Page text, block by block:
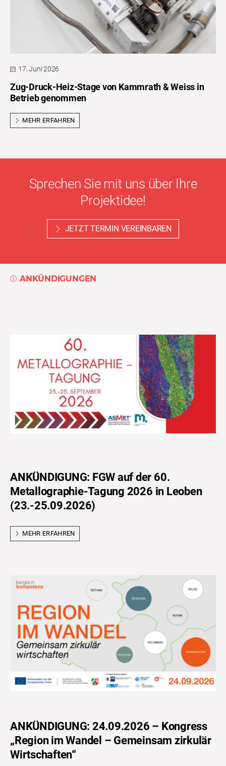
17. Juni 2026
Zug-Druck-Heiz-Stage von Kammrath & Weiss in
Betrieb genommen
MEHR ERFAHREN
Sprechen Sie mit uns über Ihre
Projektidee!
JETZT TERMIN VEREINBAREN
ANKÜNDIGUNGEN
ANKÜNDIGUNG: FGW auf der 60.
Metallographie-Tagung 2026 in Leoben
(23.-25.09.2026)
MEHR ERFAHREN
ANKÜNDIGUNG: 24.09.2026 – Kongress
„Region im Wandel – Gemeinsam zirkulär
Wirtschaften“